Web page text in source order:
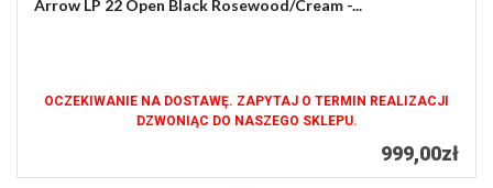
Arrow LP 22 Open Black Rosewood/Cream -...
OCZEKIWANIE NA DOSTAWĘ. ZAPYTAJ O TERMIN REALIZACJI
DZWONIĄC DO NASZEGO SKLEPU.
999,00zł